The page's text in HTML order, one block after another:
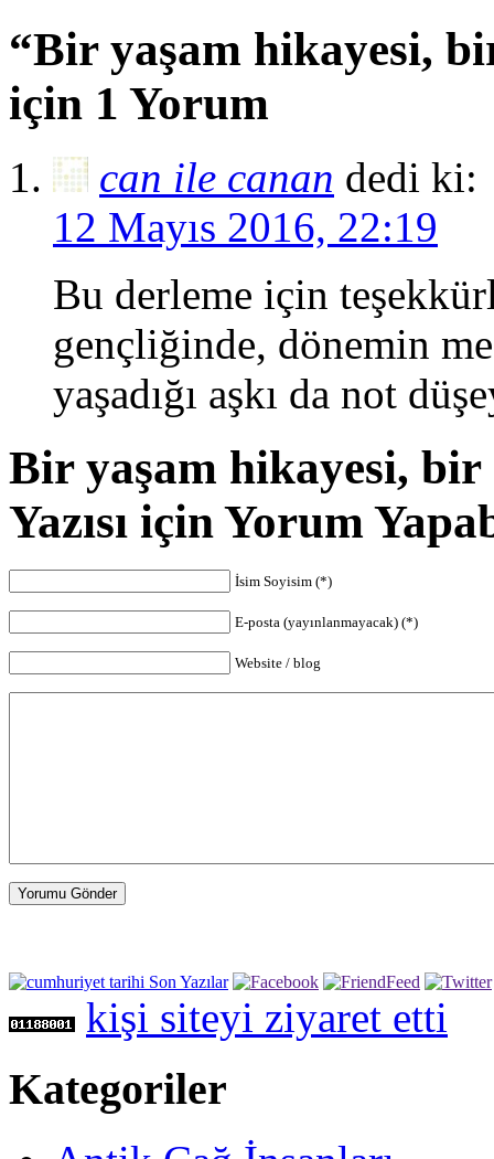
“Bir yaşam hikayesi,
için 1 Yorum
can ile canan dedi ki:
12 Mayıs 2016, 22:19
Bu derleme için
gençliğinde, dönemin
yaşadığı aşkı da not
Bir yaşam hikayesi,
Yazısı için Yorum
İsim Soyisim (*)
E-posta (yayınlanmayacak) (*)
Website / blog
Yorumu Gönder
kişi siteyi ziyaret etti
Kategoriler